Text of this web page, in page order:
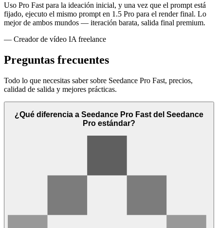
Uso Pro Fast para la ideación inicial, y una vez que el prompt está
fijado, ejecuto el mismo prompt en 1.5 Pro para el render final. Lo
mejor de ambos mundos — iteración barata, salida final premium.
— Creador de vídeo IA freelance
Preguntas frecuentes
Todo lo que necesitas saber sobre Seedance Pro Fast, precios,
calidad de salida y mejores prácticas.
¿Qué diferencia a Seedance Pro Fast del Seedance
Pro estándar?